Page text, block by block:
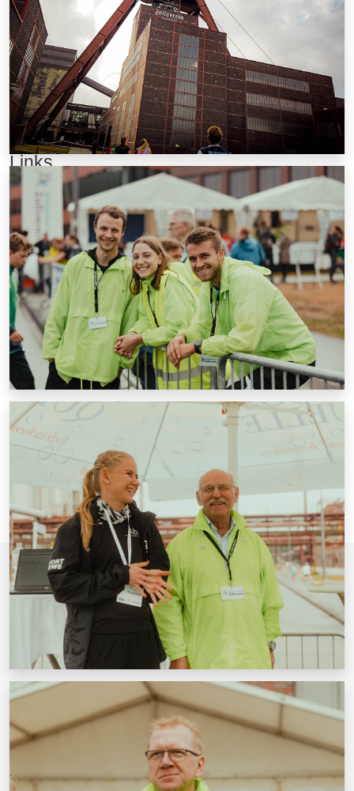
berthold.hiegemann@lt-stoppenberg.de
+49 1573 2048483
Hattramstraße 75, 45329 Essen
Links
Anmeldung
Anfahrt
Partner
Presse
Impressum
Haftung & Teilnahme
Datenschutzerklärung
© Welterbelauf Zollverein 2026